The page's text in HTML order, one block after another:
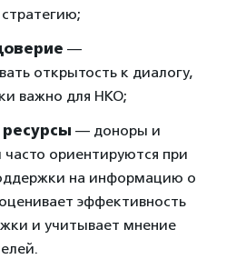
—
открытость к диалогу,
важно для НКО;
ресурсы — доноры и
часто ориентируются при
на информацию о
эффективность
и учитывает мнение